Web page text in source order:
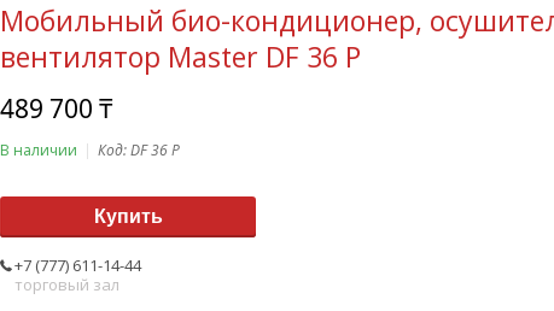
Мобильный био-кондиционер,
вентилятор Master DF 36 P
489 700 ₸
В наличии Код:DF 36 P
Купить
+7 (777) 611-14-44
торговый зал